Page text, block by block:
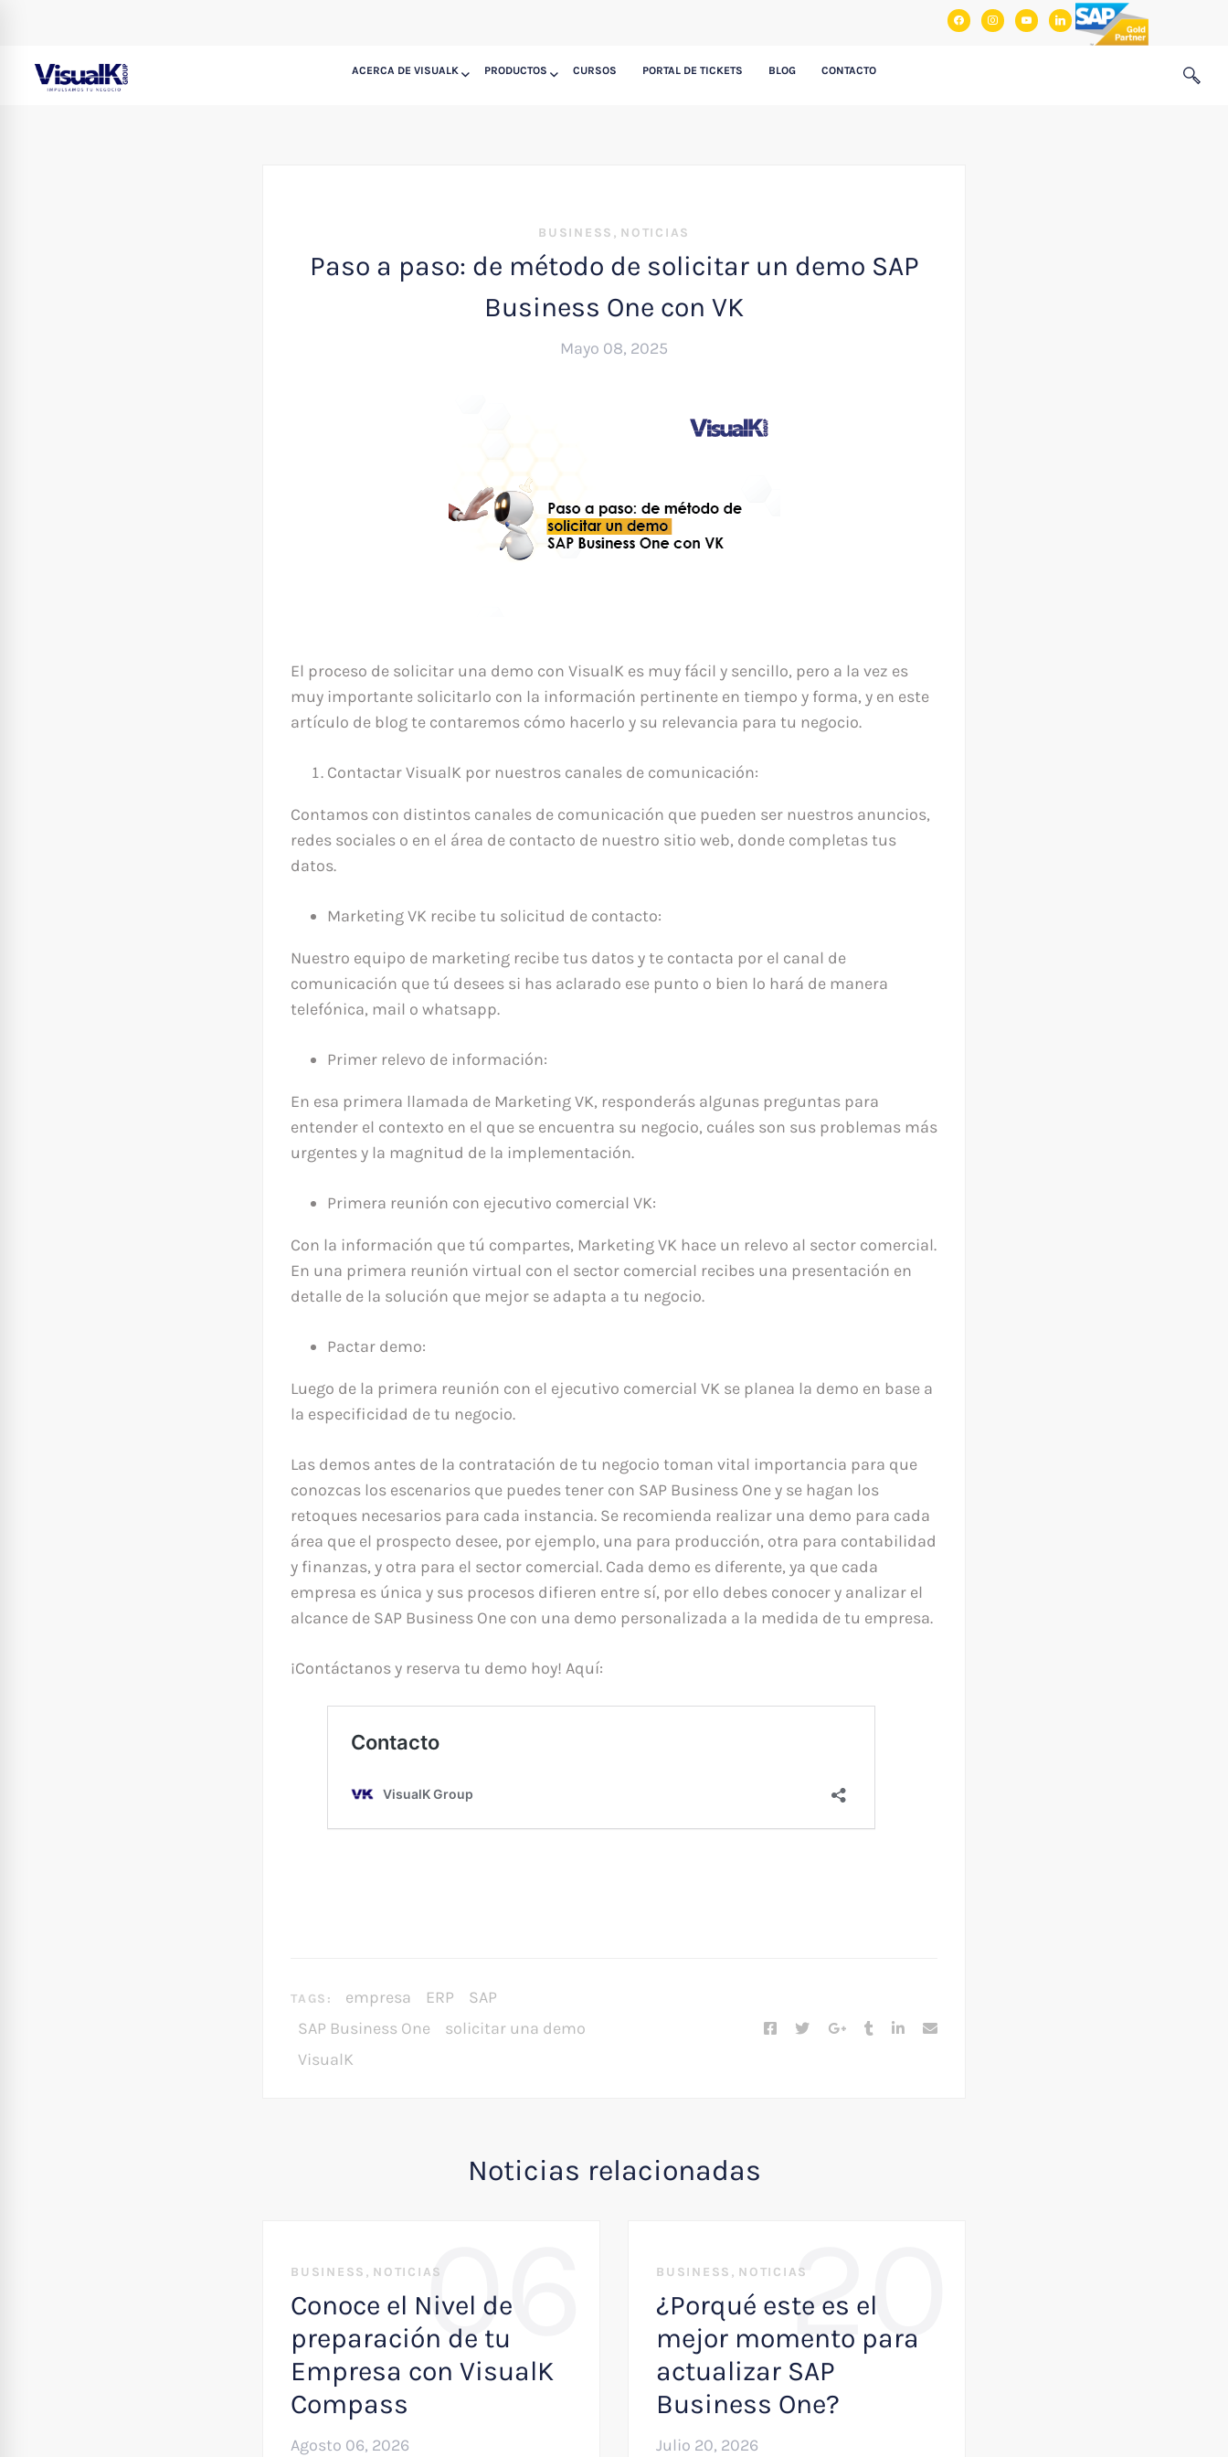
facebookinstagram
youtubelinkedin
ACERCA DE VISUALK PRODUCTOS CURSOS PORTAL DE TICKETS BLOG CONTACTO
BUSINESS , NOTICIAS
Paso a paso: de método de solicitar un demo SAP
Business One con VK
Mayo 08, 2025
El proceso de solicitar una demo con VisualK es muy fácil y sencillo, pero a la vez es
muy importante solicitarlo con la información pertinente en tiempo y forma, y en este
artículo de blog te contaremos cómo hacerlo y su relevancia para tu negocio.
Contactar VisualK por nuestros canales de comunicación:
Contamos con distintos canales de comunicación que pueden ser nuestros anuncios,
redes sociales o en el área de contacto de nuestro sitio web, donde completas tus
datos.
Marketing VK recibe tu solicitud de contacto:
Nuestro equipo de marketing recibe tus datos y te contacta por el canal de
comunicación que tú desees si has aclarado ese punto o bien lo hará de manera
telefónica, mail o whatsapp.
Primer relevo de información:
En esa primera llamada de Marketing VK, responderás algunas preguntas para
entender el contexto en el que se encuentra su negocio, cuáles son sus problemas más
urgentes y la magnitud de la implementación.
Primera reunión con ejecutivo comercial VK:
Con la información que tú compartes, Marketing VK hace un relevo al sector comercial.
En una primera reunión virtual con el sector comercial recibes una presentación en
detalle de la solución que mejor se adapta a tu negocio.
Pactar demo:
Luego de la primera reunión con el ejecutivo comercial VK se planea la demo en base a
la especificidad de tu negocio.
Las demos antes de la contratación de tu negocio toman vital importancia para que
conozcas los escenarios que puedes tener con SAP Business One y se hagan los
retoques necesarios para cada instancia. Se recomienda realizar una demo para cada
área que el prospecto desee, por ejemplo, una para producción, otra para contabilidad
y finanzas, y otra para el sector comercial. Cada demo es diferente, ya que cada
empresa es única y sus procesos difieren entre sí, por ello debes conocer y analizar el
alcance de SAP Business One con una demo personalizada a la medida de tu empresa.
¡Contáctanos y reserva tu demo hoy! Aquí:
TAGS: empresa ERP
SAP
SAP Business One
solicitar una demo
VisualK
Noticias relacionadas
06
BUSINESS , NOTICIAS
Conoce el Nivel de
preparación de tu
Empresa con VisualK
Compass
Agosto 06, 2026
20
BUSINESS , NOTICIAS
¿Porqué este es el
mejor momento para
actualizar SAP
Business One?
Julio 20, 2026